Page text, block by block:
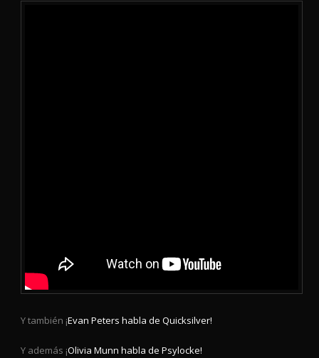
Y también ¡Evan Peters habla de Quicksilver!
Y además ¡Olivia Munn habla de Psylocke!